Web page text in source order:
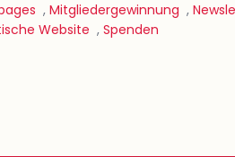
, Mitgliedergewinnung ,
Website , Spenden